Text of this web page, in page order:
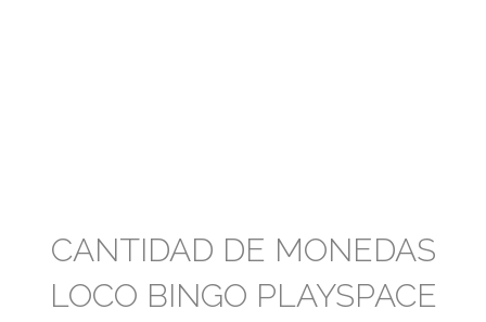
CANTIDAD DE MONEDAS
LOCO BINGO PLAYSPACE